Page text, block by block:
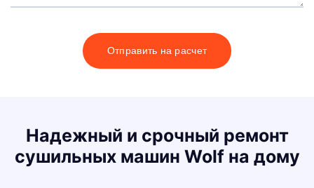
Отправить на расчет
Надежный и срочный ремонт
сушильных машин Wolf на дому